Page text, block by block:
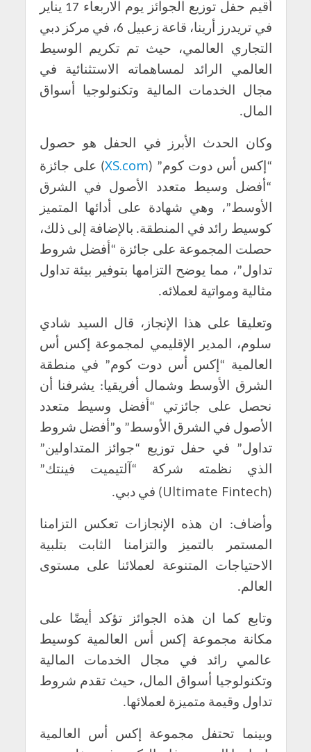
أقيم حفل توزيع الجوائز يوم الاربعاء 17 يناير
في تريدرز أرينا، قاعة زعبيل 6، في مركز دبي
التجاري العالمي، حيث تم تكريم الوسيط
العالمي الرائد لمساهماته الاستثنائية في
مجال الخدمات المالية وتكنولوجيا أسواق
المال.
وكان الحدث الأبرز في الحفل هو حصول
“إكس أس دوت كوم” (XS.com) على جائزة
“أفضل وسيط متعدد الأصول في الشرق
الأوسط”، وهي شهادة على أدائها المتميز
كوسيط رائد في المنطقة. بالإضافة إلى ذلك،
حصلت المجموعة على جائزة “أفضل شروط
تداول”، مما يوضح التزامها بتوفير بيئة تداول
مثالية ومواتية لعملائه.
وتعليقا على هذا الإنجاز، قال السيد شادي
سلوم، المدير الإقليمي لمجموعة إكس أس
العالمية “إكس أس دوت كوم” في منطقة
الشرق الأوسط وشمال أفريقيا: يشرفنا أن
نحصل على جائزتي “أفضل وسيط متعدد
الأصول في الشرق الأوسط” و”أفضل شروط
تداول” في حفل توزيع “جوائز المتداولين”
الذي نظمته شركة “آلتيميت فينتك”
(
Ultimate Fintech) في دبي.
وأضاف: ان هذه الإنجازات تعكس التزامنا
المستمر بالتميز والتزامنا الثابت بتلبية
الاحتياجات المتنوعة لعملائنا على مستوى
العالم.
وتابع كما ان هذه الجوائز تؤكد أيضًا على
مكانة مجموعة إكس أس العالمية كوسيط
عالمي رائد في مجال الخدمات المالية
وتكنولوجيا أسواق المال، حيث تقدم شروط
تداول وقيمة متميزة لعملائها.
وبينما تحتفل مجموعة إكس أس العالمية